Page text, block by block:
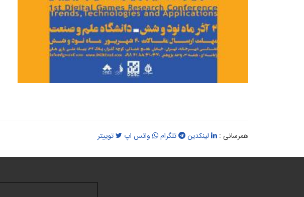
همرسانی : لینکدین تلگرام واتس اپ توییتر